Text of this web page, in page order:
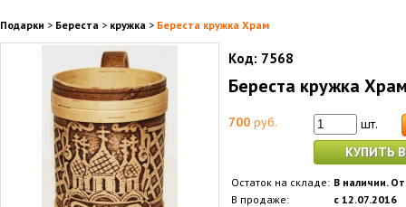
Подарки > Береста > кружка > Береста кружка Храм
Код: 7568
Береста кружка
700 руб.
шт.
КУПИТЬ
Остаток на складе: В наличии.
В продаже:
с 12.07.2016